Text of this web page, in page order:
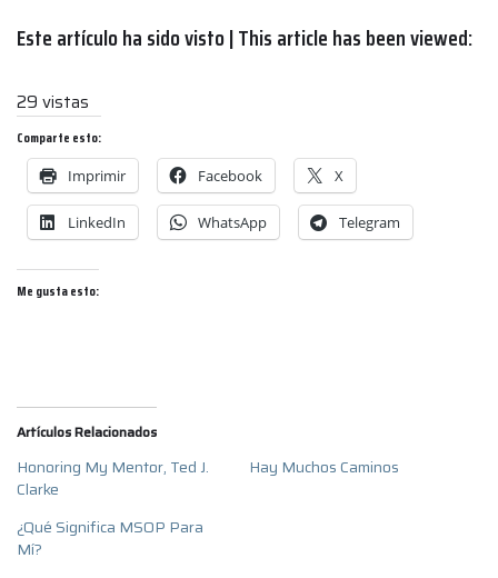
Este artículo ha sido visto | This article has been viewed:
29 vistas
Comparte esto:
Imprimir Facebook X
LinkedIn WhatsApp Telegram
Me gusta esto:
Artículos Relacionados
Honoring My Mentor, Ted J.
Clarke
Hay Muchos Caminos
¿Qué Significa MSOP Para
Mí?